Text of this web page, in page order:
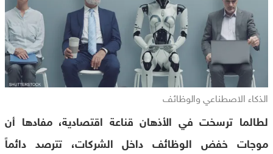
الذكاء الاصطناعي والوظائف
لطالما ترسخت في الأذهان قناعة اقتصادية، مفادها أن
موجات خفض الوظائف داخل الشركات، تترصد دائماً